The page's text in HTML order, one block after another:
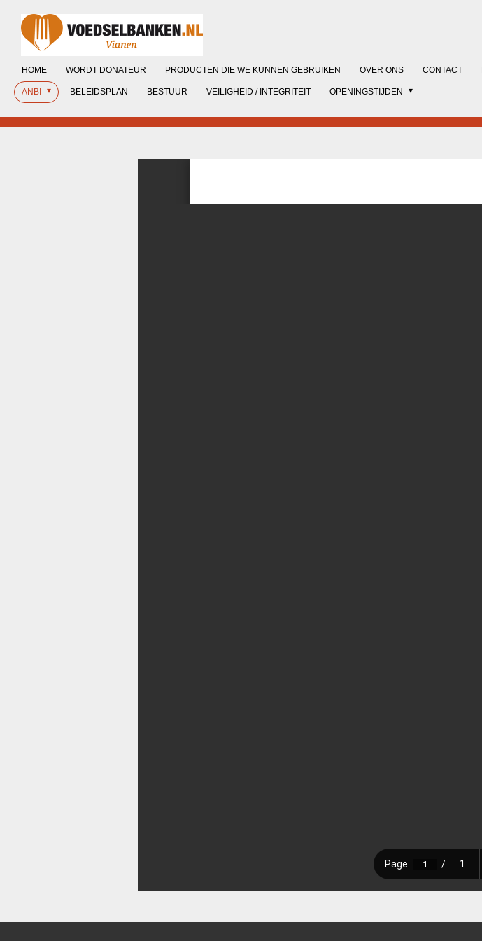
direct
hoofdinhoud
HOME WORDT DONATEUR PRODUCTEN DIE WE KUNNEN GEBRUIKEN OVER ONS CONTACT
ANBI BELEIDSPLAN BESTUUR VEILIGHEID / INTEGRITEIT OPENINGSTIJDEN